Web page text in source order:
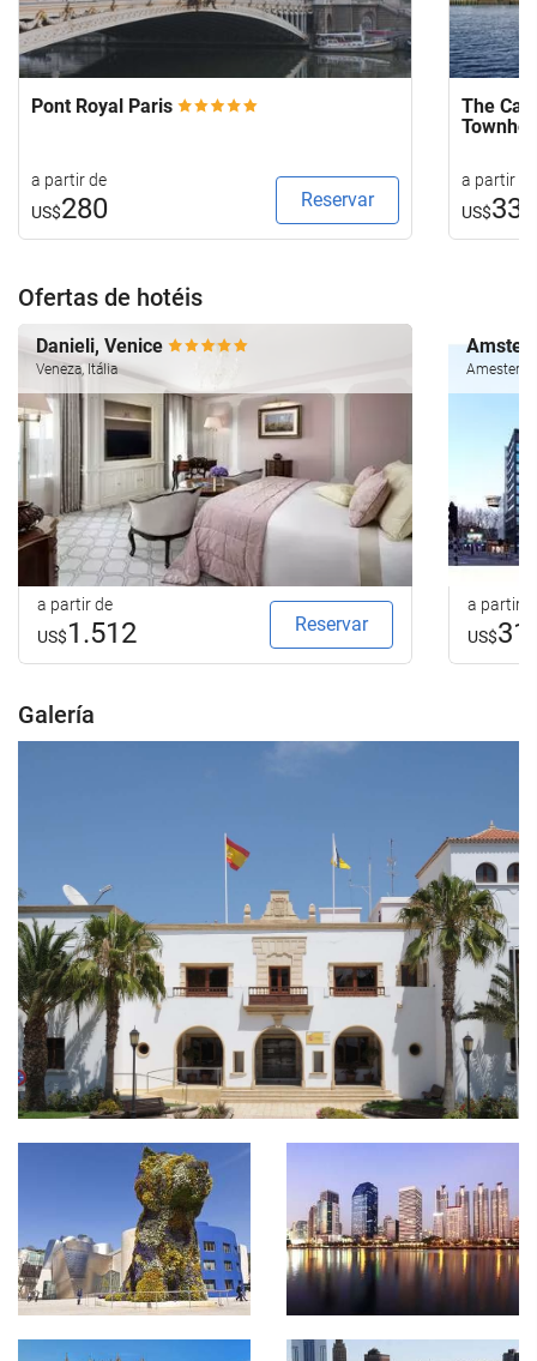
Pont Royal Paris
a partir de
US$280 Reservar
The
a partir de
US$332
Ofertas de hotéis
Danieli, Venice
Veneza, Itália
a partir de
US$1.512 Reservar
a partir
US$
Galería